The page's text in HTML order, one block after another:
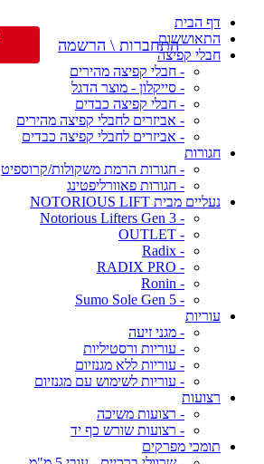
דף הבית
התאוששות
חבלי קפיצה
- חבלי קפיצה מהירים
- סייקלון - מוצר הדגל
- חבלי קפיצה כבדים
- אביזרים לחבלי קפיצה מהירים
- אביזרים לחבלי קפיצה כבדים
חגורות
- חגורות הרמת משקולות/קרוספיט
- חגורות פאוורליפטינג
נעליים מבית NOTORIOUS LIFT
- Notorious Lifters Gen 3
- OUTLET
- Radix
- RADIX PRO
- Ronin
- Sumo Sole Gen 5
עוריות
- מגני זיעה
- עוריות ורסטיליות
- עוריות ללא מגנזיום
- עוריות לשימוש עם מגנזיום
רצועות
- רצועות משיכה
- רצועות שורש כף יד
תומכי מפרקים
התחברות \ הרשמה